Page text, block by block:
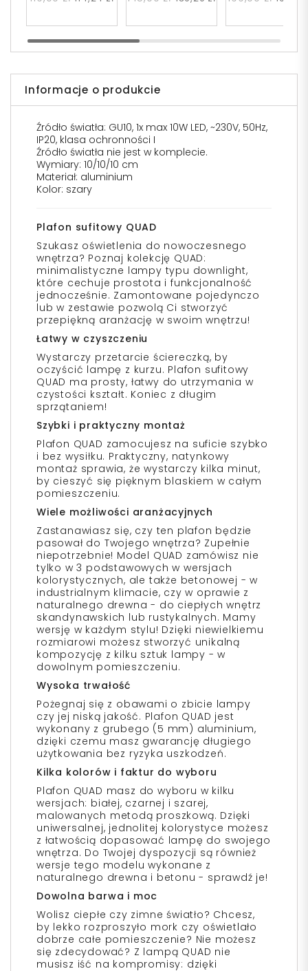
Informacje o produkcie
Źródło światła: GU10, 1x max 10W LED, ~230V, 50Hz,
IP20, klasa ochronności I
Źródło światła nie jest w komplecie.
Wymiary: 10/10/10 cm
Materiał: aluminium
Kolor: szary
Plafon sufitowy QUAD
Szukasz oświetlenia do nowoczesnego
wnętrza? Poznaj kolekcję QUAD:
minimalistyczne lampy typu downlight,
które cechuje prostota i funkcjonalność
jednocześnie. Zamontowane pojedynczo
lub w zestawie pozwolą Ci stworzyć
przepiękną aranżację w swoim wnętrzu!
Łatwy w czyszczeniu
Wystarczy przetarcie ściereczką, by
oczyścić lampę z kurzu. Plafon sufitowy
QUAD ma prosty, łatwy do utrzymania w
czystości kształt. Koniec z długim
sprzątaniem!
Szybki i praktyczny montaż
Plafon QUAD zamocujesz na suficie szybko
i bez wysiłku. Praktyczny, natynkowy
montaż sprawia, że wystarczy kilka minut,
by cieszyć się pięknym blaskiem w całym
pomieszczeniu.
Wiele możliwości aranżacyjnych
Zastanawiasz się, czy ten plafon będzie
pasował do Twojego wnętrza? Zupełnie
niepotrzebnie! Model QUAD zamówisz nie
tylko w 3 podstawowych w wersjach
kolorystycznych, ale także betonowej - w
industrialnym klimacie, czy w oprawie z
naturalnego drewna - do ciepłych wnętrz
skandynawskich lub rustykalnych. Mamy
wersję w każdym stylu! Dzięki niewielkiemu
rozmiarowi możesz stworzyć unikalną
kompozycję z kilku sztuk lampy - w
dowolnym pomieszczeniu.
Wysoka trwałość
Pożegnaj się z obawami o zbicie lampy
czy jej niską jakość. Plafon QUAD jest
wykonany z grubego (5 mm) aluminium,
dzięki czemu masz gwarancję długiego
użytkowania bez ryzyka uszkodzeń.
Kilka kolorów i faktur do wyboru
Plafon QUAD masz do wyboru w kilku
wersjach: białej, czarnej i szarej,
malowanych metodą proszkową. Dzięki
uniwersalnej, jednolitej kolorystyce możesz
z łatwością dopasować lampę do swojego
wnętrza. Do Twojej dyspozycji są również
wersje tego modelu wykonane z
naturalnego drewna i betonu - sprawdź je!
Dowolna barwa i moc
Wolisz ciepłe czy zimne światło? Chcesz,
by lekko rozproszyło mork czy oświetlało
dobrze całe pomieszczenie? Nie możesz
się zdecydować? Z lampą QUAD nie
musisz iść na kompromisy: dzięki